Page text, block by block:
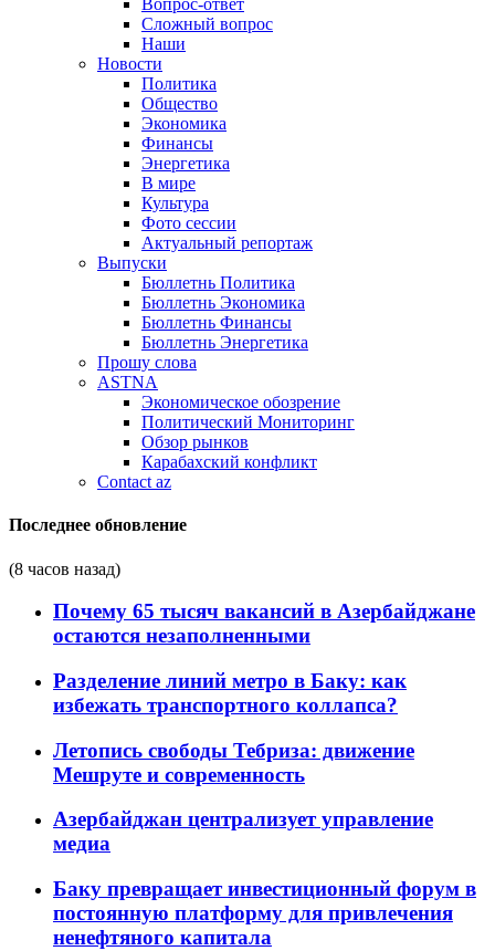
Вопрос-ответ
Сложный вопрос
Наши
Новости
Политика
Общество
Экономика
Финансы
Энергетика
В мире
Культура
Фото сессии
Актуальный репортаж
Выпуски
Бюллетнь Политика
Бюллетнь Экономика
Бюллетнь Финансы
Бюллетнь Энергетика
Прошу слова
ASTNA
Экономическое обозрение
Политический Мониторинг
Обзор рынков
Карабахский конфликт
Contact az
Последнее обновление
(8 часов назад)
Почему 65 тысяч вакансий в Азербайджане
остаются незаполненными
Разделение линий метро в Баку: как
избежать транспортного коллапса?
Летопись свободы Тебриза: движение
Мешруте и современность
Азербайджан централизует управление
медиа
Баку превращает инвестиционный форум в
постоянную платформу для привлечения
ненефтяного капитала